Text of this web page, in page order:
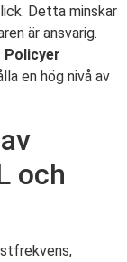
Detta minskar
är ansvarig.
Policyer
en hög nivå av
och